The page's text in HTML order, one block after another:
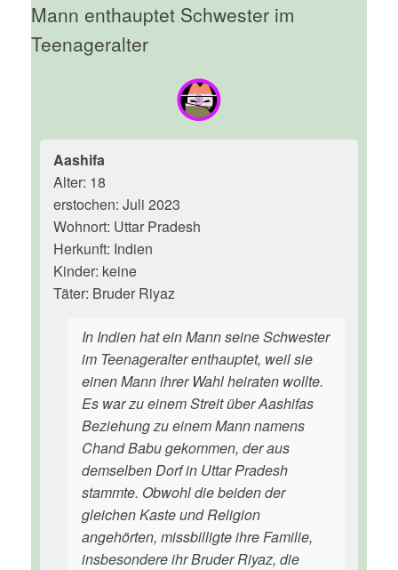
Mann enthauptet Schwester im
Teenageralter
Aashifa
Alter: 18
erstochen: Juli 2023
Wohnort: Uttar Pradesh
Herkunft: Indien
Kinder: keine
Täter: Bruder Riyaz
In Indien hat ein Mann seine Schwester
im Teenageralter enthauptet, weil sie
einen Mann ihrer Wahl heiraten wollte.
Es war zu einem Streit über Aashifas
Beziehung zu einem Mann namens
Chand Babu gekommen, der aus
demselben Dorf in Uttar Pradesh
stammte. Obwohl die beiden der
gleichen Kaste und Religion
angehörten, missbilligte ihre Familie,
insbesondere ihr Bruder Riyaz, die